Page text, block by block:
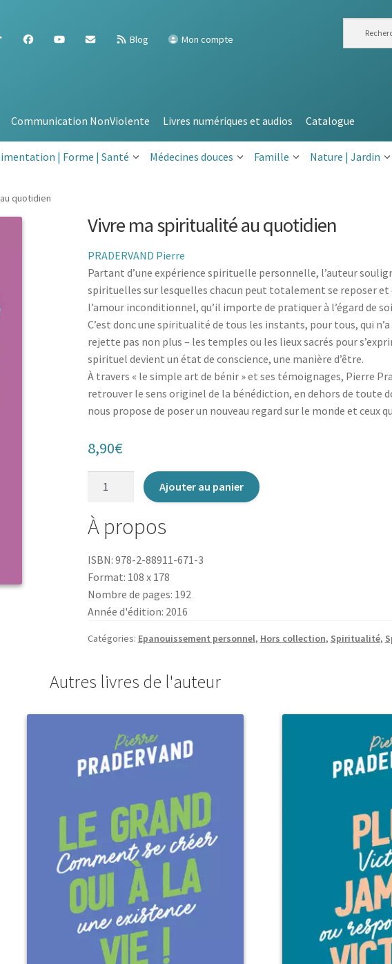
Blog Mon compte
Communication NonViolente Livres numériques et audios Catalogue
| Forme | Santé Médecines douces Famille Nature | Jardin
quotidien
Vivre ma spiritualité au quotidien
PRADERVAND Pierre
Partant d’une expérience spirituelle personnelle, l’auteur
spirituelles sur lesquelles chacun peut totalement se reposer et
l’amour inconditionnel, qu’il importe de pratiquer à l’égard de
C’est donc une spiritualité de tous les instants, pour tous, qui
rejette pas non plus – les temples ou les lieux sacrés pour
spirituel devient un état de conscience, une manière d’être.
À travers « le simple art de bénir » et ses témoignages, Pierre
retrouver le sens originel de la bénédiction, en dehors de toute
nous propose de poser un nouveau regard sur le monde et ceux
8,90€
Vivre
ma
au
quotidien
Ajouter au panier
À propos
ISBN: 978-2-88911-671-3
Format: 108 x 178
Nombre de pages: 192
Année d'édition: 2016
Catégories: Epanouissement personnel, Hors collection, Spiritualité,
Autres livres de l'auteur